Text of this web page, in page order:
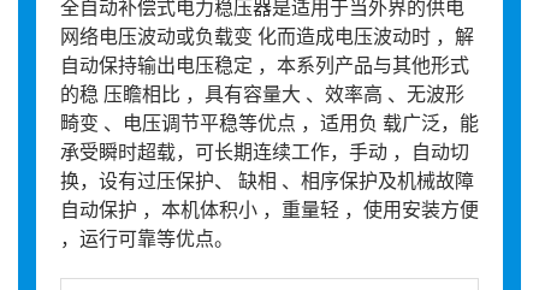
全自动补偿式电力稳压器是适用于当外界的供电
网络电压波动或负载变 化而造成电压波动时 ，解
自动保持输出电压稳定 ，本系列产品与其他形式
的稳 压瞻相比 ，具有容量大 、效率高 、无波形
畸变 、电压调节平稳等优点 ，适用负 载广泛，能
承受瞬时超载，可长期连续工作，手动 ，自动切
换，设有过压保护、 缺相 、相序保护及机械故障
自动保护 ，本机体积小 ，重量轻 ，使用安装方便
，运行可靠等优点。